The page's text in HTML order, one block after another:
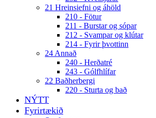
21 Hreinsiefni og áhöld
210 - Fötur
211 - Burstar og sópar
212 - Svampar og klútar
214 - Fyrir þvottinn
24 Annað
240 - Herðatré
243 - Gólfhlífar
22 Baðherbergi
220 - Sturta og bað
NÝTT
Fyrirtækið